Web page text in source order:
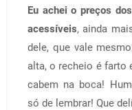
Eu achei o preços
acessíveis, ainda
dele, que vale
alta, o recheio é farto
cabem na boca!
só de lembrar! Que